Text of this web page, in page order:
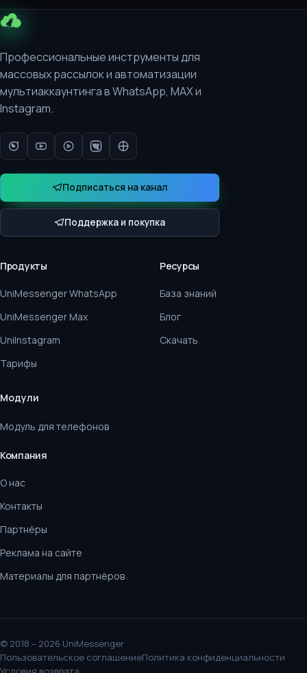
Профессиональные инструменты для
массовых рассылок и автоматизации
мультиаккаунтинга в WhatsApp, MAX и
Instagram.
Подписаться на канал
Поддержка и покупка
Продукты
UniMessenger WhatsApp
UniMessenger Max
UniInstagram
Тарифы
Модули
Модуль для телефонов
Ресурсы
База знаний
Блог
Скачать
Компания
О нас
Контакты
Партнёры
Реклама на сайте
Материалы для партнёров
© 2018 – 2026 UniMessenger
Пользовательское соглашениеПолитика конфиденциальности